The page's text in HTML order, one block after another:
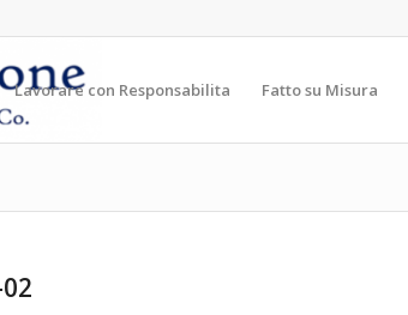
Lavorare con Responsabilita Fatto su Misura